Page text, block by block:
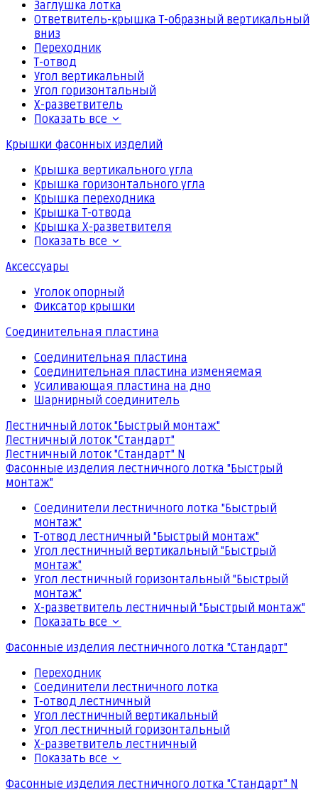
Заглушка лотка
Ответвитель-крышка Т-образный вертикальный
вниз
Переходник
Т-отвод
Угол вертикальный
Угол горизонтальный
Х-разветвитель
Показать все
Крышки фасонных изделий
Крышка вертикального угла
Крышка горизонтального угла
Крышка переходника
Крышка Т-отвода
Крышка Х-разветвителя
Показать все
Аксессуары
Уголок опорный
Фиксатор крышки
Соединительная пластина
Соединительная пластина
Соединительная пластина изменяемая
Усиливающая пластина на дно
Шарнирный соединитель
Лестничный лоток "Быстрый монтаж"
Лестничный лоток "Стандарт"
Лестничный лоток "Стандарт" N
Фасонные изделия лестничного лотка "Быстрый
монтаж"
Соединители лестничного лотка "Быстрый
монтаж"
Т-отвод лестничный "Быстрый монтаж"
Угол лестничный вертикальный "Быстрый
монтаж"
Угол лестничный горизонтальный "Быстрый
монтаж"
Х-разветвитель лестничный "Быстрый монтаж"
Показать все
Фасонные изделия лестничного лотка "Стандарт"
Переходник
Соединители лестничного лотка
Т-отвод лестничный
Угол лестничный вертикальный
Угол лестничный горизонтальный
Х-разветвитель лестничный
Показать все
Фасонные изделия лестничного лотка "Стандарт" N